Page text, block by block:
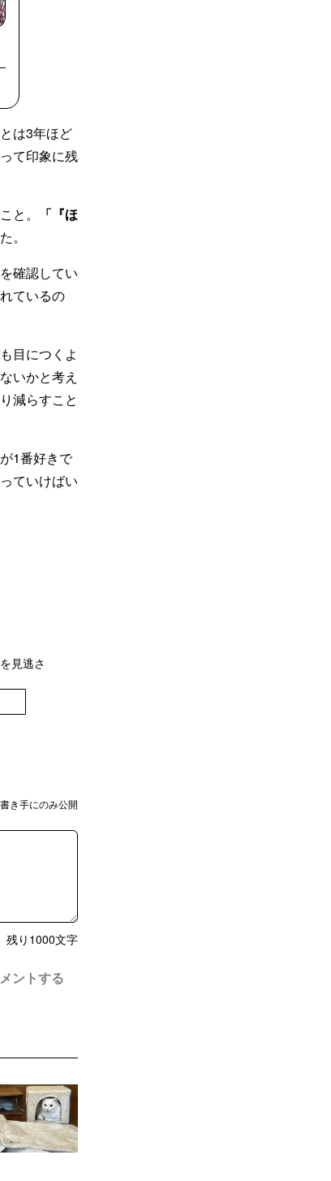
は3年ほど
て印象に残
と。
「『ほ
。
確認してい
ているの
目につくよ
いかと考え
減らすこと
1番好きで
ていけばい
見逃さ
書き手にのみ公開
残り 1000文字
ントする